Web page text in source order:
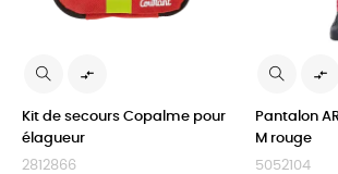

Kit de secours Copalme pour
élagueur
2812866

Pantalon
M rouge
5052104